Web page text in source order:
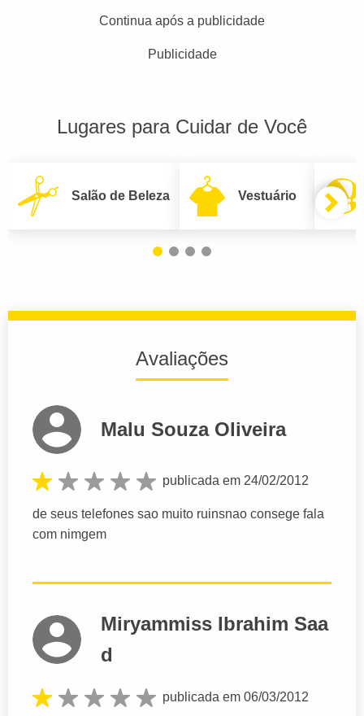
Continua após a publicidade
Publicidade
Lugares para Cuidar de Você
Salão de Beleza Vestuário
Avaliações
Malu Souza Oliveira
publicada em 24/02/2012
de seus telefones sao muito ruinsnao consege fala
com nimgem
Miryammiss Ibrahim Saa
d
publicada em 06/03/2012